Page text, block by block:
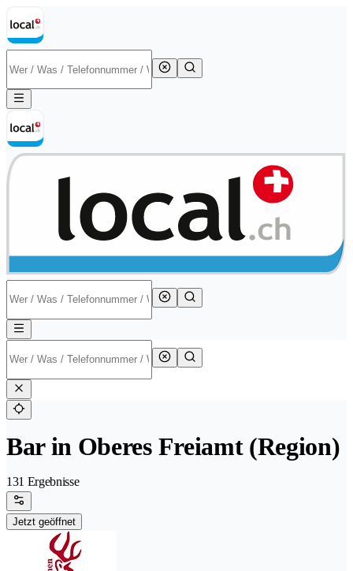
Bar in Oberes Freiamt (Region)
131 Ergebnisse
Jetzt geöffnet